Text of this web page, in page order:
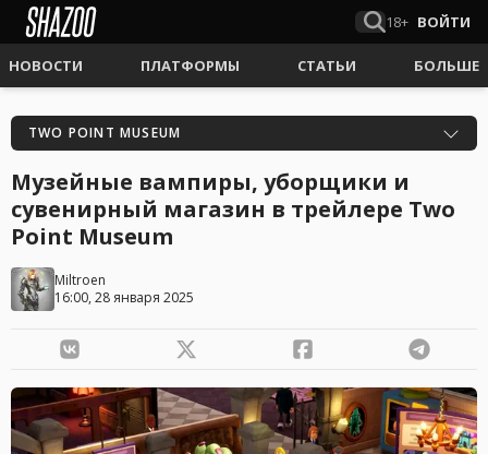
18+ ВОЙТИ
НОВОСТИ ПЛАТФОРМЫ СТАТЬИ БОЛЬШЕ
TWO POINT MUSEUM
Музейные вампиры, уборщики и
сувенирный магазин в трейлере Two
Point Museum
Miltroen
16:00, 28 января 2025